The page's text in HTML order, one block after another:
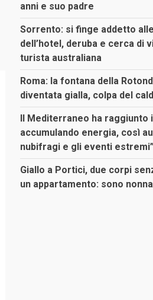
anni e suo padre
Sorrento: si finge addetto
dell’hotel, deruba e cerca di
turista australiana
Roma: la fontana della
diventata gialla, colpa del
Il Mediterraneo ha raggiunto
accumulando energia, così
nubifragi e gli eventi
Giallo a Portici, due corpi
un appartamento: sono